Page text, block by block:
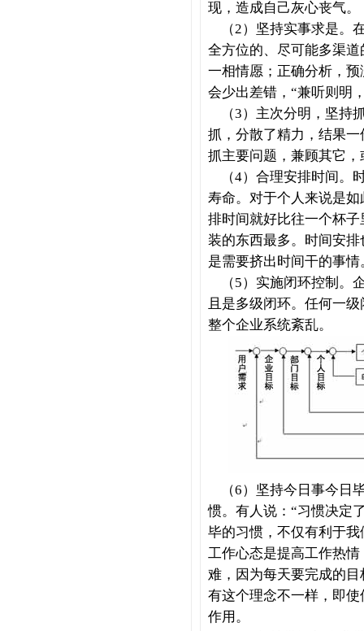
现，造成自己灰心丧气。
（2）坚持实事求是。
全方位的、尽可能多渠
一相情愿；正确分析，
会少出差错，“兼听则明
（3）主次分明，坚持
抓，分散了精力，结果
抓主要问题，兼顾其它
（4）合理安排时间。
寿命。对于个人来说是
排时间就好比往一个杯
装的东西最多。时间安
是需要挤出时间干的事
（5）实施闭环控制。
且是多级闭环。任何一
整个企业系统紊乱。
（6）坚持今日事今日
惯。有人说：“习惯决定
毕的习惯，不仅有利于
工作心态是提高工作热
难，因为每天要完成的
有这个理念不一样，即
作用。